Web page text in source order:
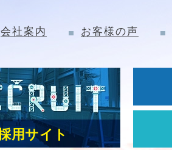
会社案内 お客様の声
用サイト